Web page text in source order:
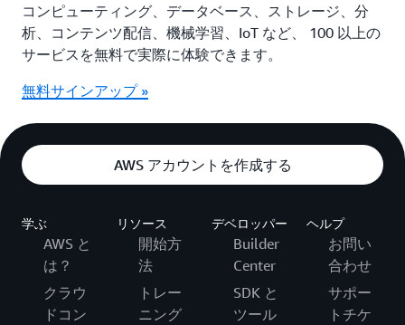
コンピューティング、データベース、ストレージ、分
析、コンテンツ配信、機械学習、IoT など、 100 以上の
サービスを無料で実際に体験できます。
無料サインアップ »
AWS アカウントを作成する
学ぶ
AWS と
は？
クラウ
ドコン
リソース
開始方
法
トレー
ニング
デベロッパー
Builder
Center
SDK と
ツール
ヘルプ
お問い
合わせ
サポー
トチケ